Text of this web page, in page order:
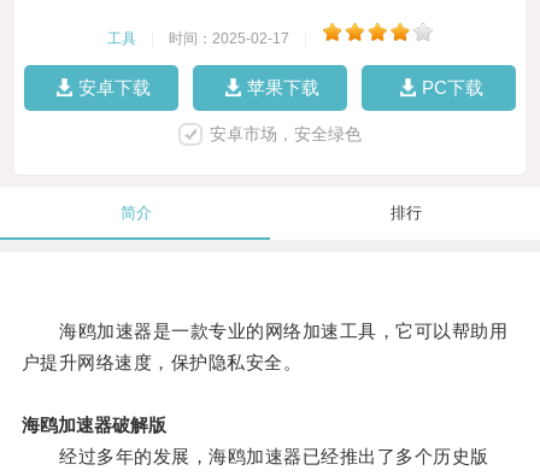
工具 时间：2025-02-17
安卓下载 苹果下载 PC下载
安卓市场，安全绿色
简介 排行
海鸥加速器是一款专业的网络加速工具，它可以帮助用
户提升网络速度，保护隐私安全。
海鸥加速器破解版
经过多年的发展，海鸥加速器已经推出了多个历史版